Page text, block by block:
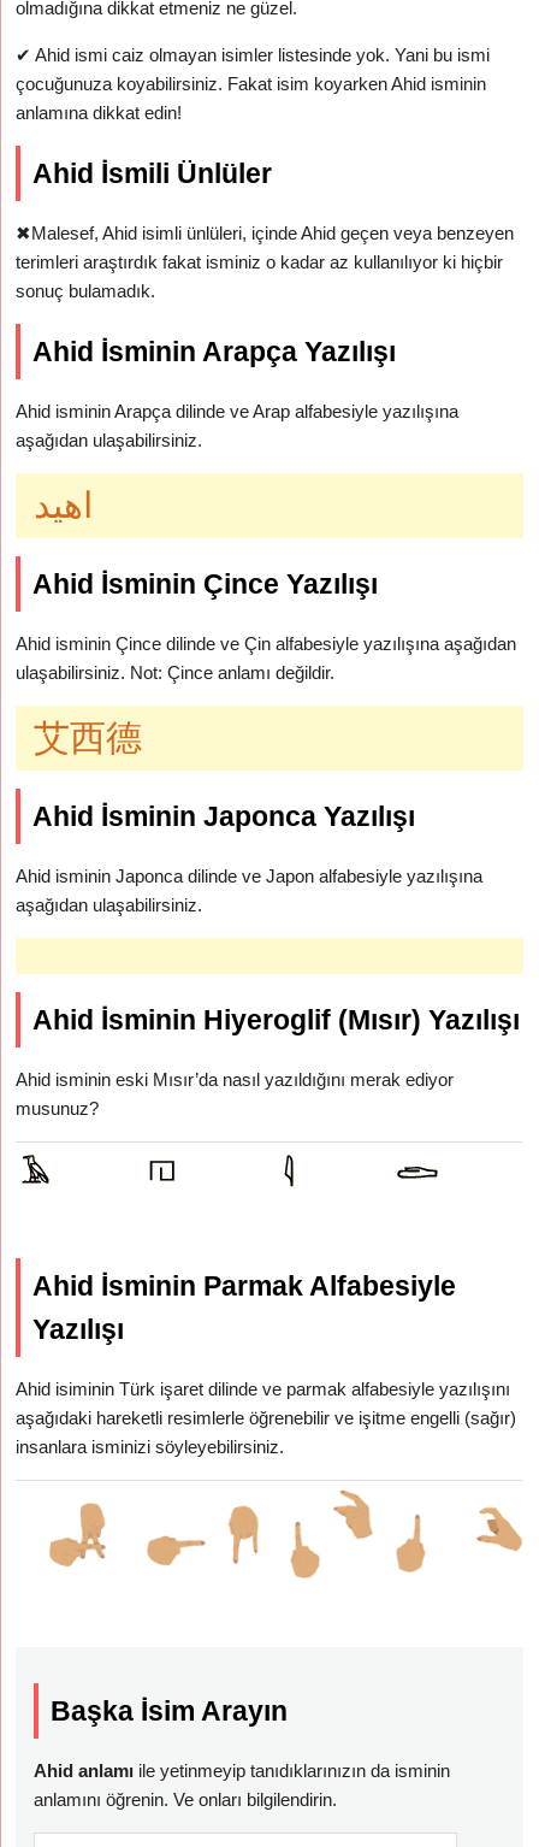
olmadığına dikkat etmeniz ne güzel.
✔ Ahid ismi caiz olmayan isimler listesinde yok. Yani bu ismi
çocuğunuza koyabilirsiniz. Fakat isim koyarken Ahid isminin
anlamına dikkat edin!
Ahid İsmili Ünlüler
✖Malesef, Ahid isimli ünlüleri, içinde Ahid geçen veya benzeyen
terimleri araştırdık fakat isminiz o kadar az kullanılıyor ki hiçbir
sonuç bulamadık.
Ahid İsminin Arapça Yazılışı
Ahid isminin Arapça dilinde ve Arap alfabesiyle yazılışına
aşağıdan ulaşabilirsiniz.
اهيد
Ahid İsminin Çince Yazılışı
Ahid isminin Çince dilinde ve Çin alfabesiyle yazılışına aşağıdan
ulaşabilirsiniz. Not: Çince anlamı değildir.
艾西德
Ahid İsminin Japonca Yazılışı
Ahid isminin Japonca dilinde ve Japon alfabesiyle yazılışına
aşağıdan ulaşabilirsiniz.
Ahid İsminin Hiyeroglif (Mısır) Yazılışı
Ahid isminin eski Mısır’da nasıl yazıldığını merak ediyor
musunuz?
Ahid İsminin Parmak Alfabesiyle
Yazılışı
Ahid isiminin Türk işaret dilinde ve parmak alfabesiyle yazılışını
aşağıdaki hareketli resimlerle öğrenebilir ve işitme engelli (sağır)
insanlara isminizi söyleyebilirsiniz.
Başka İsim Arayın
Ahid anlamı ile yetinmeyip tanıdıklarınızın da isminin
anlamını öğrenin. Ve onları bilgilendirin.